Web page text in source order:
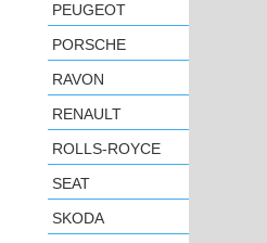
PEUGEOT
PORSCHE
RAVON
RENAULT
ROLLS-ROYCE
SEAT
SKODA